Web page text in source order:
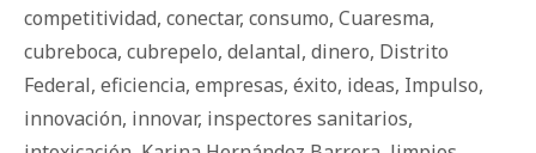
competitividad, conectar, consumo, Cuaresma,
cubreboca, cubrepelo, delantal, dinero, Distrito
Federal, eficiencia, empresas, éxito, ideas, Impulso,
innovación, innovar, inspectores sanitarios,